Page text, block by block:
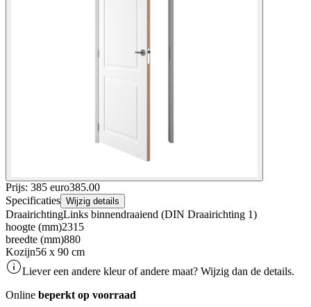
Prijs: 385 euro385.00
Specificaties Wijzig details
DraairichtingLinks binnendraaiend (DIN Draairichting 1)
hoogte (mm)2315
breedte (mm)880
Kozijn56 x 90 cm
Liever een andere kleur of andere maat? Wijzig dan de details.
Online beperkt op voorraad